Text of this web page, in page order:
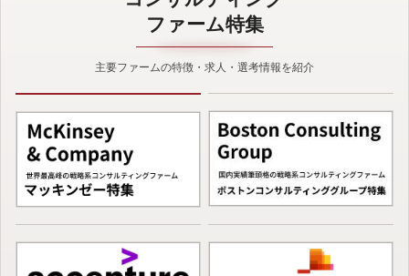
ファーム特集
主要ファームの特徴・求人・選考情報を紹介